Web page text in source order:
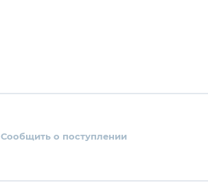
Сообщить о поступлении